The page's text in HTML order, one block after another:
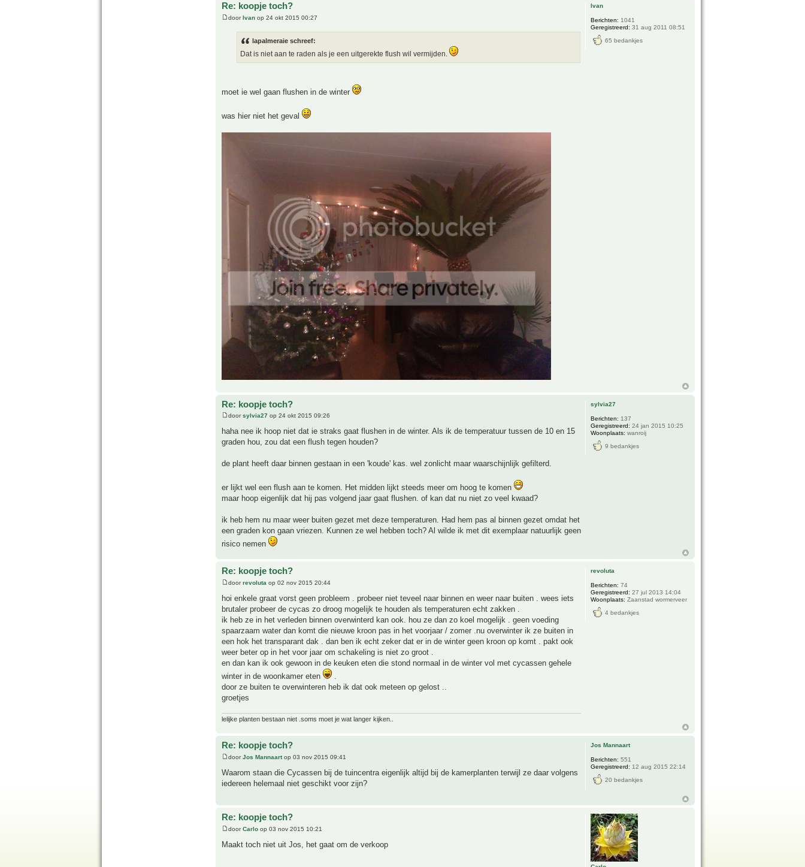
Re: koopje toch?
doorIvan op 24 okt 2015 00:27
lapalmeraie schreef:
Dat is niet aan te raden als je een uitgerekte flush wil vermijden.
moet ie wel gaan flushen in de winter
was hier niet het geval
Ivan
Berichten: 1041
Geregistreerd: 31 aug 2011 08:51
65 bedankjes
Re: koopje toch?
doorsylvia27 op 24 okt 2015 09:26
haha nee ik hoop niet dat ie straks gaat flushen in de winter. Als ik de temperatuur tussen de 10 en 15
graden hou, zou dat een flush tegen houden?
de plant heeft daar binnen gestaan in een 'koude' kas. wel zonlicht maar waarschijnlijk gefilterd.
er lijkt wel een flush aan te komen. Het midden lijkt steeds meer om hoog te komen
maar hoop eigenlijk dat hij pas volgend jaar gaat flushen. of kan dat nu niet zo veel kwaad?
ik heb hem nu maar weer buiten gezet met deze temperaturen. Had hem pas al binnen gezet omdat het
een graden kon gaan vriezen. Kunnen ze wel hebben toch? Al wilde ik met dit exemplaar natuurlijk geen
risico nemen
sylvia27
Berichten: 137
Geregistreerd: 24 jan 2015 10:25
Woonplaats: wanroij
9 bedankjes
Re: koopje toch?
doorrevoluta op 02 nov 2015 20:44
hoi enkele graat vorst geen probleem . probeer niet teveel naar binnen en weer naar buiten . wees iets
brutaler probeer de cycas zo droog mogelijk te houden als temperaturen echt zakken .
ik heb ze in het verleden binnen overwinterd kan ook. hou ze dan zo koel mogelijk . geen voeding
spaarzaam water dan komt die nieuwe kroon pas in het voorjaar / zomer .nu overwinter ik ze buiten in
een hok het transparant dak . dan ben ik echt zeker dat er in de winter geen kroon op komt . pakt ook
weer beter op in het voor jaar om schakeling is niet zo groot .
en dan kan ik ook gewoon in de keuken eten die stond normaal in de winter vol met cycassen gehele
winter in de woonkamer eten
door ze buiten te overwinteren heb ik dat ook meteen op gelost ..
groetjes
lelijke planten bestaan niet .soms moet je wat langer kijken..
revoluta
Berichten: 74
Geregistreerd: 27 jul 2013 14:04
Woonplaats: Zaanstad wormerveer
4 bedankjes
Re: koopje toch?
doorJos Mannaartop 03 nov 2015 09:41
Waarom staan die Cycassen bij de tuincentra eigenlijk altijd bij de kamerplanten terwijl ze daar volgens
iedereen helemaal niet geschikt voor zijn?
Jos Mannaart
Berichten: 551
Geregistreerd: 12 aug 2015 22:14
20 bedankjes
Re: koopje toch?
doorCarlo op 03 nov 2015 10:21
Maakt toch niet uit Jos, het gaat om de verkoop